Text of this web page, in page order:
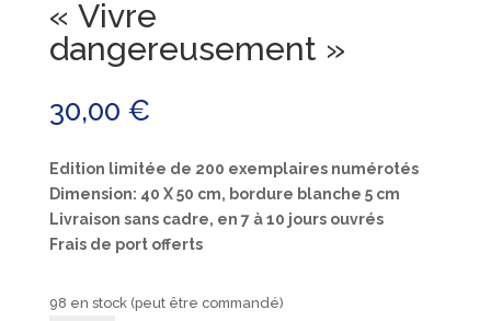
« Vivre
dangereusement »
30,00 €
Edition limitée de 200 exemplaires numérotés
Dimension: 40 X 50 cm, bordure blanche 5 cm
Livraison sans cadre, en 7 à 10 jours ouvrés
Frais de port offerts
98 en stock (peut être commandé)